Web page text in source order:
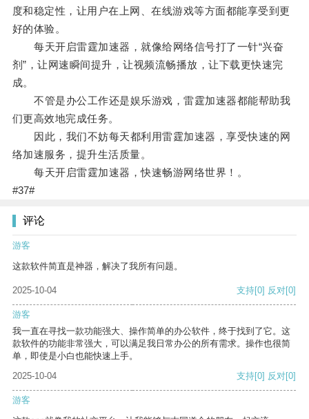
度和稳定性，让用户在上网、在线游戏等方面都能享受到更
好的体验。
每天开启雷霆加速器，就像给网络信号打了一针“兴奋
剂”，让网速瞬间提升，让视频流畅播放，让下载更快速完
成。
不管是办公工作还是娱乐游戏，雷霆加速器都能帮助我
们更高效地完成任务。
因此，我们不妨每天都利用雷霆加速器，享受快速的网
络加速服务，提升生活质量。
每天开启雷霆加速器，快速畅游网络世界！。
#37#
评论
游客
这款软件简直是神器，解决了我所有问题。
2025-10-04 支持[0] 反对[0]
游客
我一直在寻找一款功能强大、操作简单的办公软件，终于找到了它。这
款软件的功能非常强大，可以满足我日常办公的所有需求。操作也很简
单，即使是小白也能快速上手。
2025-10-04
支持[0] 反对[0]
游客